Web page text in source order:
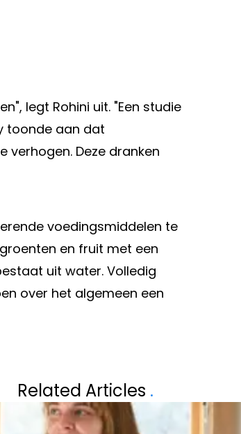
legt Rohini uit. "Een studie
toonde aan dat
verhogen. Deze dranken
voedingsmiddelen te
en fruit met een
uit water. Volledig
over het algemeen een
BAB BUELENS
NADAT ZE
VINCENT BANIĆ
Related Articles .